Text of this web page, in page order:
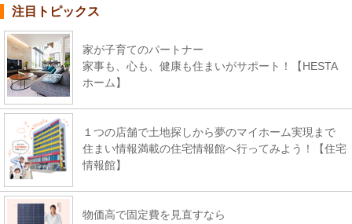
注目トピックス
家が子育てのパートナー
家事も、心も、健康も住まいがサポート！【HESTA
ホーム】
１つの店舗で土地探しから夢のマイホーム実現まで
住まい情報満載の住宅情報館へ行ってみよう！【住宅
情報館】
物価高で固定費を見直すなら